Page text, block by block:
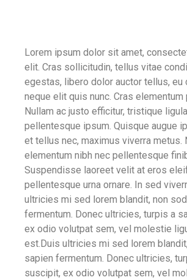
Lorem ipsum dolor sit amet,
elit. Cras sollicitudin, tellus vitae
egestas, libero dolor auctor tellus, eu
neque elit quis nunc. Cras elementum
Nullam ac justo efficitur, tristique
pellentesque ipsum. Quisque augue
et tellus nec, maximus viverra metus.
elementum nibh nec pellentesque
Suspendisse laoreet velit at eros
pellentesque urna ornare. In sed
ultricies mi sed lorem blandit, non
fermentum. Donec ultricies, turpis a
ex odio volutpat sem, vel molestie
est.Duis ultricies mi sed lorem
sapien fermentum. Donec ultricies,
suscipit, ex odio volutpat sem, vel